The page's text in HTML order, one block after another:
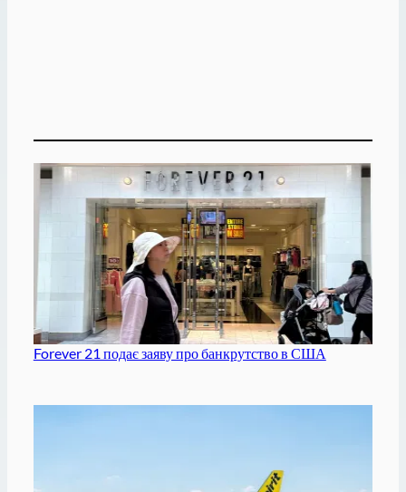
Forever 21 подає заяву про банкрутство в США